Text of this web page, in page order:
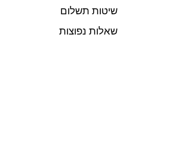
שיטות תשלום
שאלות נפוצות